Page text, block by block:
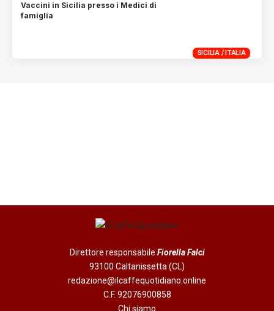
SICILIA / ITALIA
Vaccini in Sicilia presso i Medici di
famiglia
Direttore responsabile Fiorella Falci
93100 Caltanissetta (CL)
redazione@ilcaffequotidiano.online
C.F. 92076900858
Chi siamo